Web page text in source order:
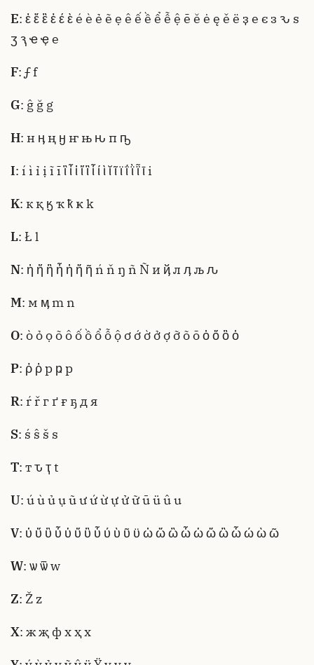
E: ἐ ἔ ἒ ἑ έ ὲ é è ẻ ẽ ẹ ê ế ề ể ễ ệ ē ĕ ė ę ě ë ҙ е є з ԅ ѕ
ӡ ԇ ҽ ҿ e
F: ƒ f
G: ĝ ğ g
H: н ӊ ң ӈ ҥ њ ԋ п ҧ
I: í ì ỉ ị ĩ ī ἲ ἶ ἱ ἵ ἳ ἷ ί ὶ ῐ ῖ ϊ ΐ ῒ ῗ ῑ і
K: к қ ӄ ҡ ҟ ҝ k
L: Ł l
N: ἠ ἤ ἢ ἦ ἡ ἥ ῆ ń ň ŋ ñ Ñ и ҋ л ӆ љ ԉ
M: м ӎ m n
O: ò ỏ ọ õ ô ố ồ ổ ỗ ộ ơ ớ ờ ở ợ ỡ õ ō ὀ ὄ ὂ ὁ
P: ῤ ῥ р ҏ p
R: ŕ ř г ґ ғ ҕ д я
S: ś ŝ š s
T: т ԏ ҭ t
U: ú ù ủ ụ ũ ư ứ ừ ự ử ữ ū ü û u
V: ὐ ὔ ὒ ὖ ὑ ὕ ὓ ὗ ύ ὺ ῦ ϋ ὠ ὤ ὢ ὦ ὡ ὥ ὣ ὧ ώ ὼ ῶ
W: ѡ ѿ w
Z: Ž z
X: ж җ ф х ҳ x